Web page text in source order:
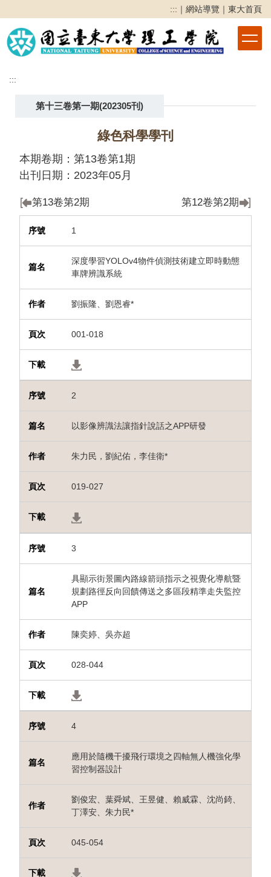
到
主
要
區
::: ｜ 網站導覽 ｜ 東大首頁
:::
第十三卷第一期(202305刊)
綠色科學學刊
本期卷期：第13卷第1期
出刊日期：2023年05月
第13卷第2期 第12卷第2期
序號 篇名1
深度學習YOLOv4物件偵測技術建立即時動態
車牌辨識系統
劉振隆、劉恩睿*
001-018
2
以影像辨識法讓指針說話之APP研發
朱力民，劉紀佑，李佳衛*
019-027
3
具顯示街景圖內路線箭頭指示之視覺化導航暨
規劃路徑反向回饋傳送之多區段精準走失監控
APP
陳奕婷、吳亦超
*
028-044
4
應用於隨機干擾飛行環境之四軸無人機強化學
習控制器設計
劉俊宏、葉舜斌、王昱健、賴威霖、沈尚錡、
丁澤安、朱力民*
045-054